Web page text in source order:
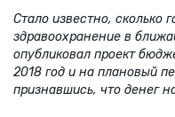
Стало известно, сколько
здравоохранение в
опубликовал проект
2018 год и на плановый
признавшись, что денег